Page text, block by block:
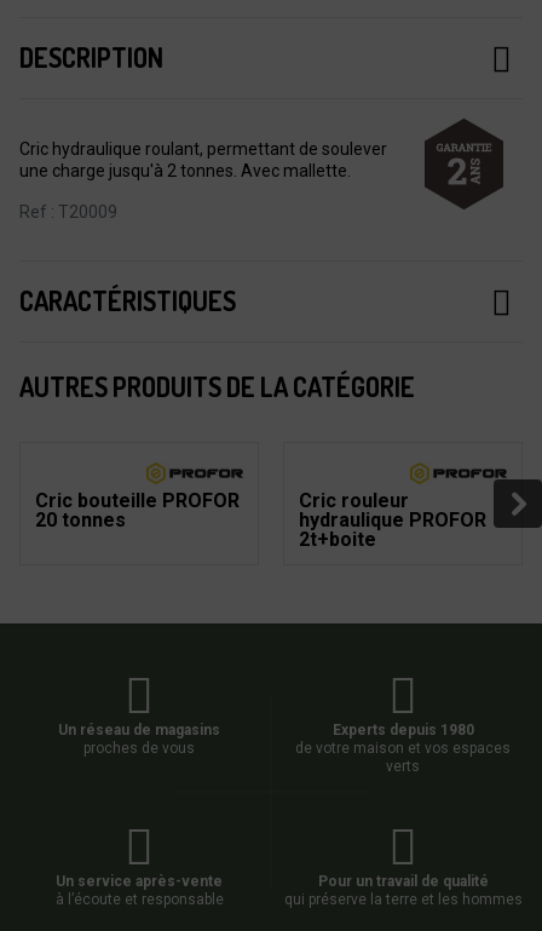
DESCRIPTION
Cric hydraulique roulant, permettant de soulever
une charge jusqu'à 2 tonnes. Avec mallette.
Ref : T20009
CARACTÉRISTIQUES
AUTRES PRODUITS DE LA CATÉGORIE
Cric bouteille PROFOR
20 tonnes
Cric rouleur
hydraulique PROFOR
2t+boite
Un réseau de magasins
proches de vous
Experts depuis 1980
de votre maison et vos espaces
verts
Un service après-vente
à l’écoute et responsable
Pour un travail de qualité
qui préserve la terre et les hommes